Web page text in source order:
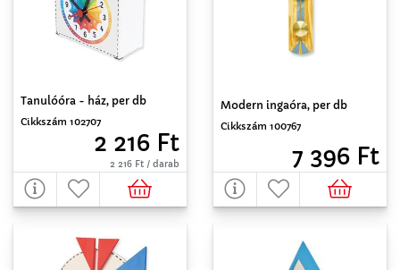
Tanulóóra - ház, per db
Cikkszám 102707
2 216 Ft
2 216 Ft / darab
Modern ingaóra, per db
Cikkszám 100767
7 396 Ft